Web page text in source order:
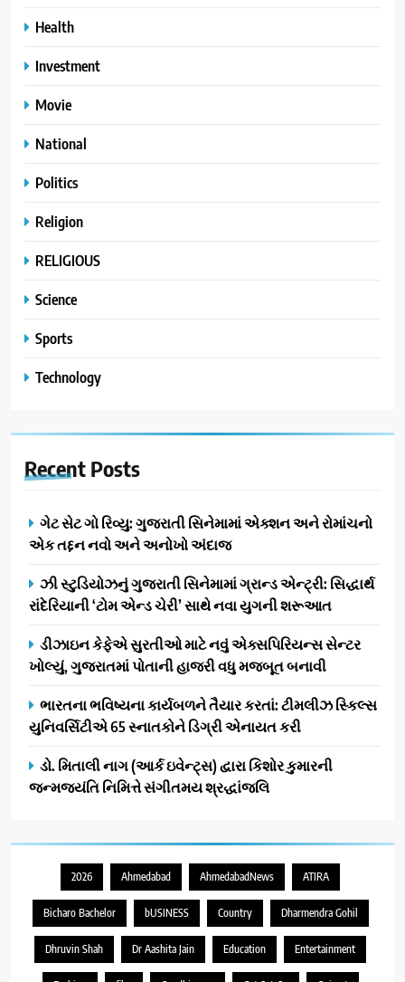
Health
Investment
Movie
National
Politics
Religion
RELIGIOUS
Science
Sports
Technology
Recent Posts
ગેટ સેટ ગો રિવ્યુ: ગુજરાતી સિનેમામાં એક્શન અને રોમાંચનો
એક તદ્દન નવો અને અનોખો અંદાજ
ઝી સ્ટુડિયોઝનું ગુજરાતી સિનેમામાં ગ્રાન્ડ એન્ટ્રી: સિદ્ધાર્થ
રાંદેરિયાની ‘ટોમ એન્ડ ચેરી’ સાથે નવા યુગની શરૂઆત
ડીઝાઇન કેફેએ સુરતીઓ માટે નવું એક્સપિરિયન્સ સેન્ટર
ખોલ્યું, ગુજરાતમાં પોતાની હાજરી વધુ મજબૂત બનાવી
ભારતના ભવિષ્યના કાર્યબળને તૈયાર કરતાં: ટીમલીઝ સ્કિલ્સ
યુનિવર્સિટીએ 65 સ્નાતકોને ડિગ્રી એનાયત કરી
ડો. મિતાલી નાગ (આર્ક ઇવેન્ટ્સ) દ્વારા કિશોર કુમારની
જન્મજયંતિ નિમિત્તે સંગીતમય શ્રદ્ધાંજલિ
2026 Ahmedabad AhmedabadNews ATIRA
Bicharo Bachelor bUSINESS Country Dharmendra Gohil
Dhruvin Shah Dr Aashita Jain Education Entertainment